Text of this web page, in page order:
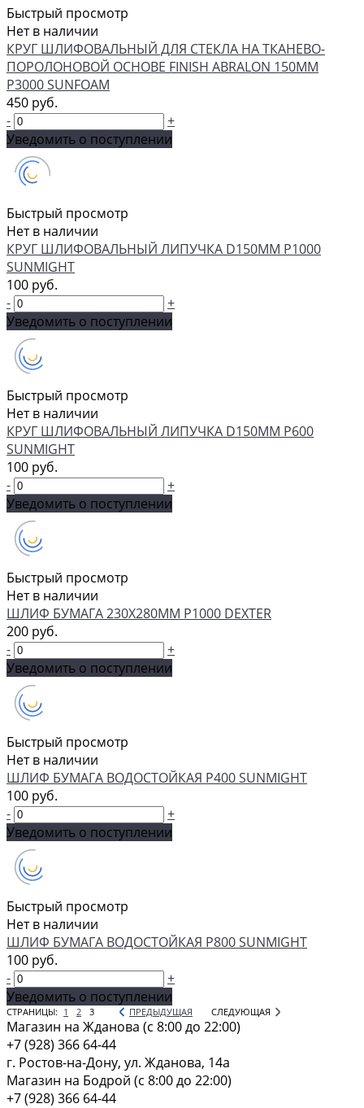
Быстрый просмотр
Нет в наличии
КРУГ ШЛИФОВАЛЬНЫЙ ДЛЯ СТЕКЛА НА ТКАНЕВО-
ПОРОЛОНОВОЙ ОСНОВЕ FINISH ABRALON 150ММ
P3000 SUNFOAM
450 руб.
-
+
Уведомить о поступлении
Быстрый просмотр
Нет в наличии
КРУГ ШЛИФОВАЛЬНЫЙ ЛИПУЧКА D150MM P1000
SUNMIGHT
100 руб.
-
+
Уведомить о поступлении
Быстрый просмотр
Нет в наличии
КРУГ ШЛИФОВАЛЬНЫЙ ЛИПУЧКА D150MM P600
SUNMIGHT
100 руб.
-
+
Уведомить о поступлении
Быстрый просмотр
Нет в наличии
ШЛИФ БУМАГА 230Х280ММ P1000 DEXTER
200 руб.
-
+
Уведомить о поступлении
Быстрый просмотр
Нет в наличии
ШЛИФ БУМАГА ВОДОСТОЙКАЯ P400 SUNMIGHT
100 руб.
-
+
Уведомить о поступлении
Быстрый просмотр
Нет в наличии
ШЛИФ БУМАГА ВОДОСТОЙКАЯ P800 SUNMIGHT
100 руб.
-
+
Уведомить о поступлении
СТРАНИЦЫ: 1 2 3 ПРЕДЫДУЩАЯ СЛЕДУЮЩАЯ
Магазин на Жданова (c 8:00 до 22:00)
+7 (928) 366 64-44
г. Ростов-на-Дону, ул. Жданова, 14а
Магазин на Бодрой (c 8:00 до 22:00)
+7 (928) 366 64-44